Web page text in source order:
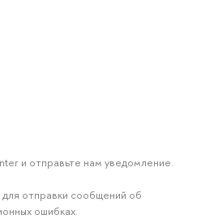
и отправьте нам уведомление.
отправки сообщений об
ошибках.